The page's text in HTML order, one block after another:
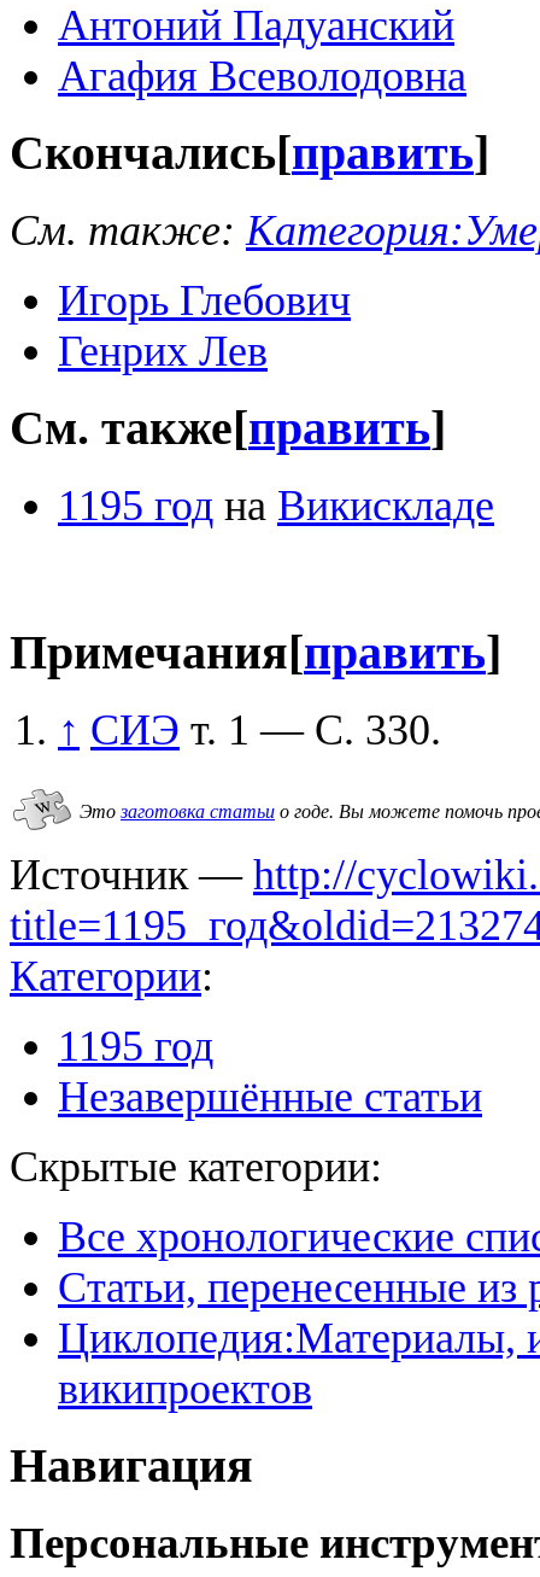
Антоний Падуанский
Агафия Всеволодовна
Скончались[править]
См. также:
Игорь Глебович
Генрих Лев
См. также[править]
1195 год на Викискладе
Примечания[править]
↑ СИЭ т. 1 — С. 330.
Этозаготовка статьи о годе. Вы можете помочь
Источник — http://
Категории:
1195 год
Незавершённые статьи
Скрытые категории:
Все хронологические
Статьи, перенесенные из
Циклопедия:Материалы,
википроектов
Навигация
Персональные